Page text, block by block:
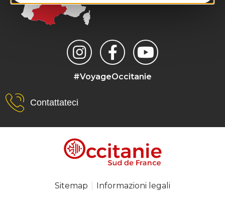
#VoyageOccitanie
Contattateci
Sitemap Informazioni legali